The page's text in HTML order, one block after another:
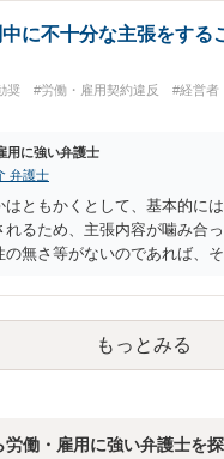
に不十分な主張をする
奨 #労働・雇用契約違反 #経営者
用に強い弁護士
弁護士
はともかくとして、基本的に
れるため、主張内容が噛み合
の無さ等がないのであれば、
もっとみる
労働・雇用に強い弁護士を